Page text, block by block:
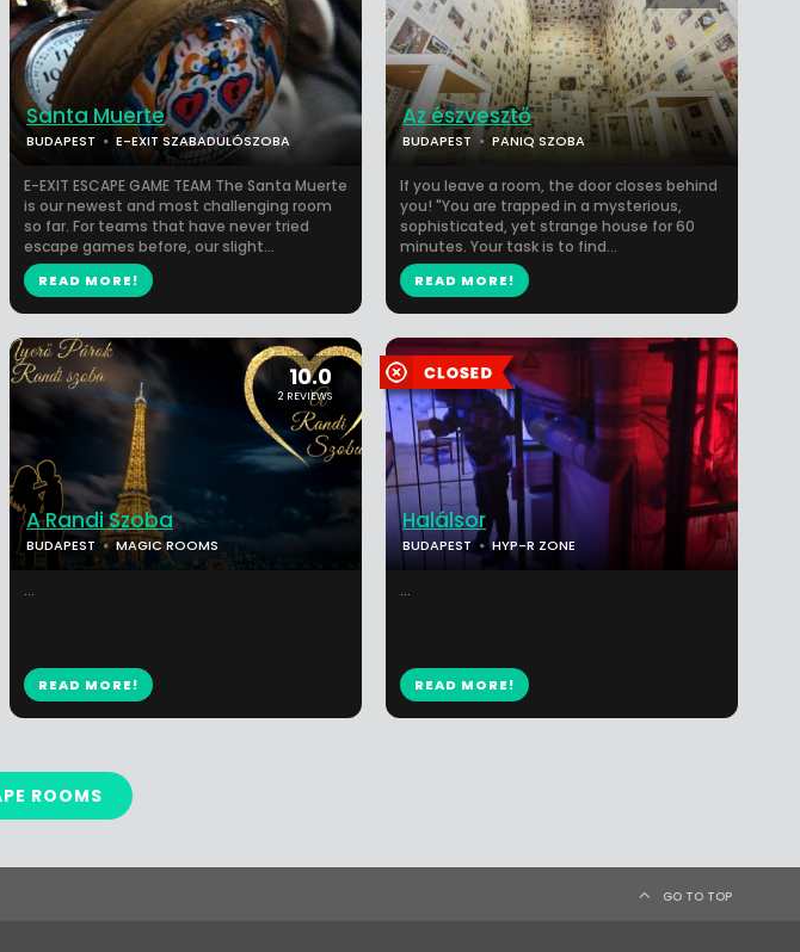
Santa Muerte
BUDAPEST E-EXIT SZABADULÓSZOBA
E-EXIT ESCAPE GAME TEAM The Santa Muerte
is our newest and most challenging room
so far. For teams that have never tried
escape games before, our slight...
READ MORE!
Az észvesztő
BUDAPEST PANIQ SZOBA
If you leave a room, the door closes behind
you! "You are trapped in a mysterious,
sophisticated, yet strange house for 60
minutes. Your task is to find...
READ MORE!
10.0
2 REVIEWS
A Randi Szoba
BUDAPEST MAGIC ROOMS
...
READ MORE!
Halálsor
BUDAPEST HYP-R ZONE
...
READ MORE!
ROOMS
GO TO TOP